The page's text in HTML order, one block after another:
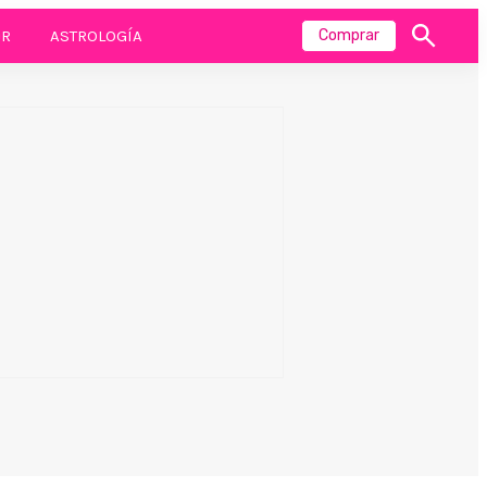
ASTROLOGÍA Comprar
Mostrar